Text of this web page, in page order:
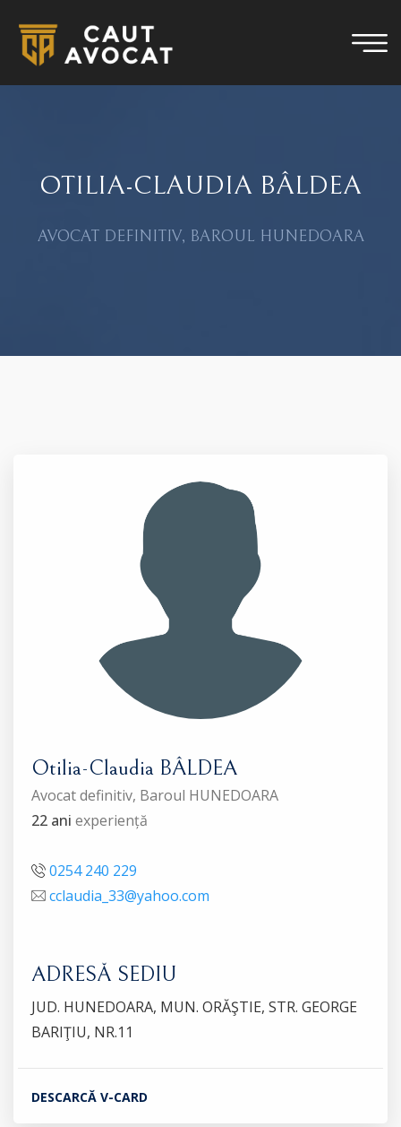
OTILIA-CLAUDIA BÂLDEA
AVOCAT DEFINITIV, BAROUL HUNEDOARA
Otilia-Claudia BÂLDEA
Avocat definitiv, Baroul HUNEDOARA
22 ani experiență
0254 240 229
cclaudia_33@yahoo.com
ADRESĂ SEDIU
JUD. HUNEDOARA, MUN. ORĂŞTIE, STR. GEORGE
BARIŢIU, NR.11
DESCARCĂ V-CARD